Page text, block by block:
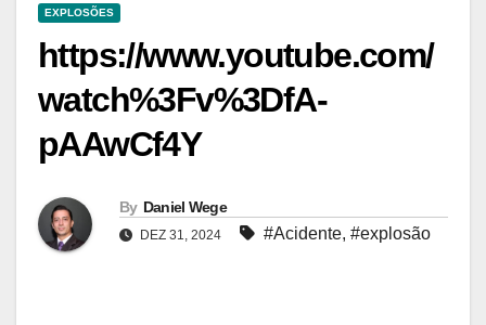
EXPLOSÕES
https://www.youtube.com/
watch%3Fv%3DfA-
pAAwCf4Y
By Daniel Wege
DEZ 31, 2024 #Acidente, #explosão